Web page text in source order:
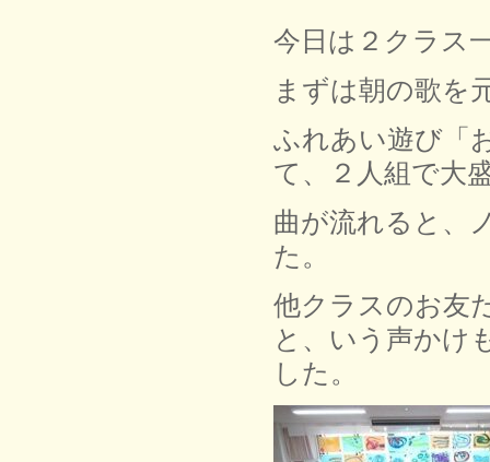
今日は２クラス
まずは朝の歌を
ふれあい遊び「
て、２人組で大
曲が流れると、
た。
他クラスのお友
と、いう声かけ
した。